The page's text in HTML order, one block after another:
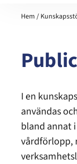
Hem /
I en
användas
bland annat
vårdförlopp,